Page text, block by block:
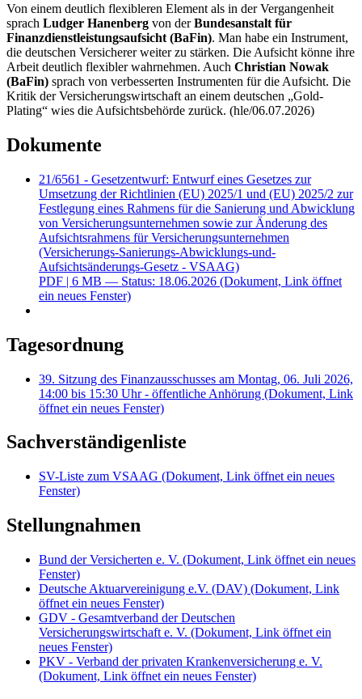
Von einem deutlich flexibleren Element als in der Vergangenheit
sprach Ludger Hanenberg von derBundesanstalt für
Finanzdienstleistungsaufsicht (BaFin). Man habe ein Instrument,
die deutschen Versicherer weiter zu stärken. Die Aufsicht könne ihre
Arbeit deutlich flexibler wahrnehmen. Auch Christian Nowak
(BaFin) sprach von verbesserten Instrumenten für die Aufsicht. Die
Kritik der Versicherungswirtschaft an einem deutschen „Gold-
Plating“ wies die Aufsichtsbehörde zurück. (hle/06.07.2026)
Dokumente
21/6561 - Gesetzentwurf: Entwurf eines Gesetzes zur
Umsetzung der Richtlinien (EU) 2025/1 und (EU) 2025/2 zur
Festlegung eines Rahmens für die Sanierung und Abwicklung
von Versicherungsunternehmen sowie zur Änderung des
Aufsichtsrahmens für Versicherungsunternehmen
(Versicherungs-Sanierungs-Abwicklungs-und-
Aufsichtsänderungs-Gesetz - VSAAG)
PDF | 6 MB — Status: 18.06.2026 (Dokument, Link öffnet
ein neues Fenster)
Tagesordnung
39. Sitzung des Finanzausschusses am Montag, 06. Juli 2026,
14:00 bis 15:30 Uhr - öffentliche Anhörung (Dokument, Link
öffnet ein neues Fenster)
Sachverständigenliste
SV-Liste zum VSAAG (Dokument, Link öffnet ein neues
Fenster)
Stellungnahmen
Bund der Versicherten e. V. (Dokument, Link öffnet ein neues
Fenster)
Deutsche Aktuarvereinigung e.V. (DAV) (Dokument, Link
öffnet ein neues Fenster)
GDV - Gesamtverband der Deutschen
Versicherungswirtschaft e. V. (Dokument, Link öffnet ein
neues Fenster)
PKV - Verband der privaten Krankenversicherung e. V.
(Dokument, Link öffnet ein neues Fenster)